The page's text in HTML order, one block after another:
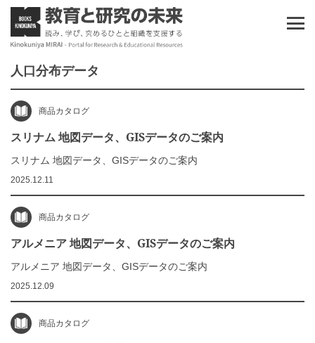
人口分布データ
商品カタログ
スリナム 地図データ、GISデータのご案内
スリナム 地図データ、GISデータのご案内
2025.12.11
商品カタログ
アルメニア 地図データ、GISデータのご案内
アルメニア 地図データ、GISデータのご案内
2025.12.09
商品カタログ